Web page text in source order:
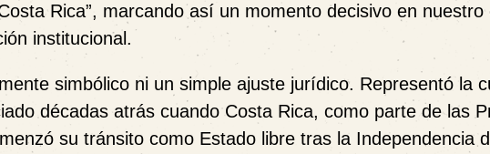
Rica”, marcando así un momento decisivo en
institucional.
simbólico ni un simple ajuste jurídico. Representó la
décadas atrás cuando Costa Rica, como parte de las
su tránsito como Estado libre tras la Independencia